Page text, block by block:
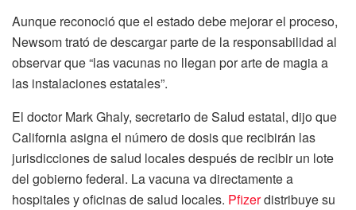
Aunque reconoció que el estado debe mejorar el proceso,
Newsom trató de descargar parte de la responsabilidad al
observar que “las vacunas no llegan por arte de magia a
las instalaciones estatales”.
El doctor Mark Ghaly, secretario de Salud estatal, dijo que
California asigna el número de dosis que recibirán las
jurisdicciones de salud locales después de recibir un lote
del gobierno federal. La vacuna va directamente a
hospitales y oficinas de salud locales. Pfizerdistribuye su